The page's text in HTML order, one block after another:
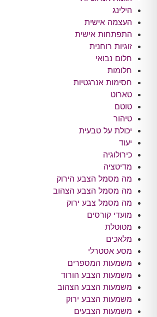
הילינג
העצמה אישית
התפתחות אישית
זוגיות רוחנית
חלום נבואי
חלומות
חסימות אנרגטיות
טארוט
טוטם
טיהור
יכולת על טבעית
יעוד
כירולוגיה
מדיטציה
מה מסמל הצבע הירוק
מה מסמל הצבע הצהוב
מה מסמל צבע ירוק
מועדי קורסים
מטוטלת
מלאכים
מסע אסטרלי
משמעות המספרים
משמעות הצבע הורוד
משמעות הצבע הצהוב
משמעות הצבע ירוק
משמעות הצבעים